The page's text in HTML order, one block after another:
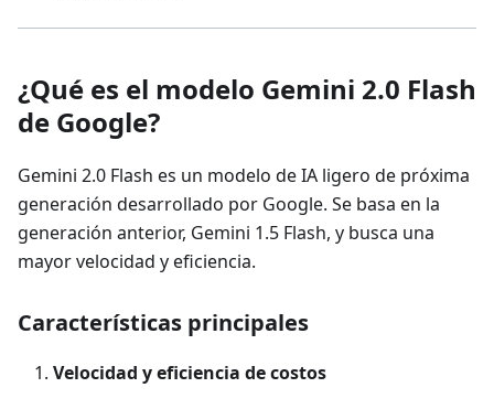
¿Qué es el modelo Gemini 2.0 Flash
de Google?
Gemini 2.0 Flash es un modelo de IA ligero de próxima
generación desarrollado por Google. Se basa en la
generación anterior, Gemini 1.5 Flash, y busca una
mayor velocidad y eficiencia.
Características principales
Velocidad y eficiencia de costos